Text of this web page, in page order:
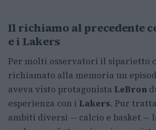
Il richiamo al precedente
e i Lakers
Per molti osservatori il siparietto
richiamato alla memoria un
aveva visto protagonista LeBron
esperienza con i Lakers. Pur
ambiti diversi — calcio e basket —